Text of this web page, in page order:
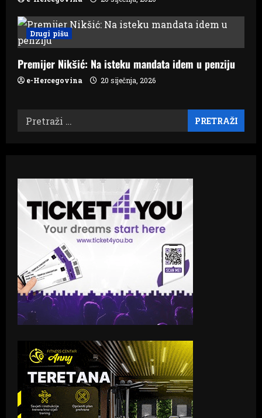
Drugi pišu
Premijer Nikšić: Na isteku mandata idem u penziju
e-Hercegovina 20 siječnja, 2026
Pretraži: